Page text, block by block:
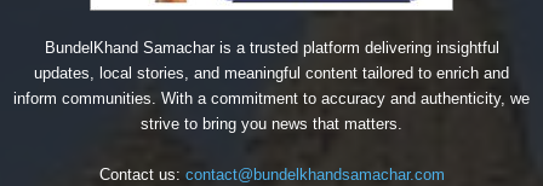
BundelKhand Samachar is a trusted platform delivering insightful
updates, local stories, and meaningful content tailored to enrich and
inform communities. With a commitment to accuracy and authenticity, we
strive to bring you news that matters.
Contact us: contact@bundelkhandsamachar.com